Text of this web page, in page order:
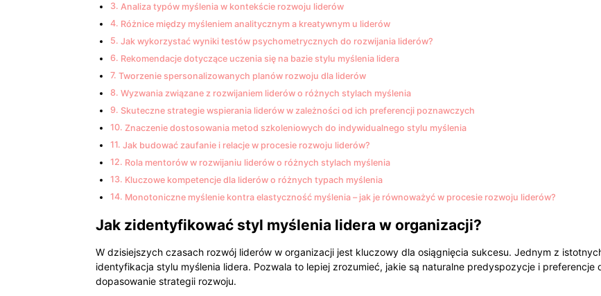
Analiza typów myślenia w kontekście rozwoju liderów
Różnice między myśleniem analitycznym a kreatywnym u liderów
Jak wykorzystać wyniki testów psychometrycznych do rozwijania liderów?
Rekomendacje dotyczące uczenia się na bazie stylu myślenia lidera
Tworzenie spersonalizowanych planów rozwoju dla liderów
Wyzwania związane z rozwijaniem liderów o różnych stylach myślenia
Skuteczne strategie wspierania liderów w zależności od ich preferencji poznawczych
Znaczenie dostosowania metod szkoleniowych do indywidualnego stylu myślenia
Jak budować zaufanie i relacje w procesie rozwoju liderów?
Rola mentorów w rozwijaniu liderów o różnych stylach myślenia
Kluczowe kompetencje dla liderów o różnych typach myślenia
Monotoniczne myślenie kontra elastyczność myślenia – jak je równoważyć w procesie rozwoju liderów?
Jak zidentyfikować styl myślenia lidera w organizacji?
W dzisiejszych czasach rozwój liderów w organizacji jest kluczowy dla osiągnięcia sukcesu. Jednym z
identyfikacja stylu myślenia lidera. Pozwala to lepiej zrozumieć, jakie są naturalne predyspozycje i preferencje
dopasowanie strategii rozwoju.